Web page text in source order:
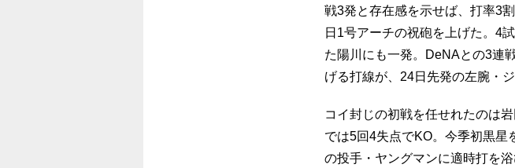
戦3発と存在感を示せば、打率3
日1号アーチの祝砲を上げた。4
た陽川にも一発。DeNAとの3連
げる打線が、24日先発の左腕・
コイ封じの初戦を任せれたのは
では5回4失点でKO。今季初黒星
の投手・ヤングマンに適時打を